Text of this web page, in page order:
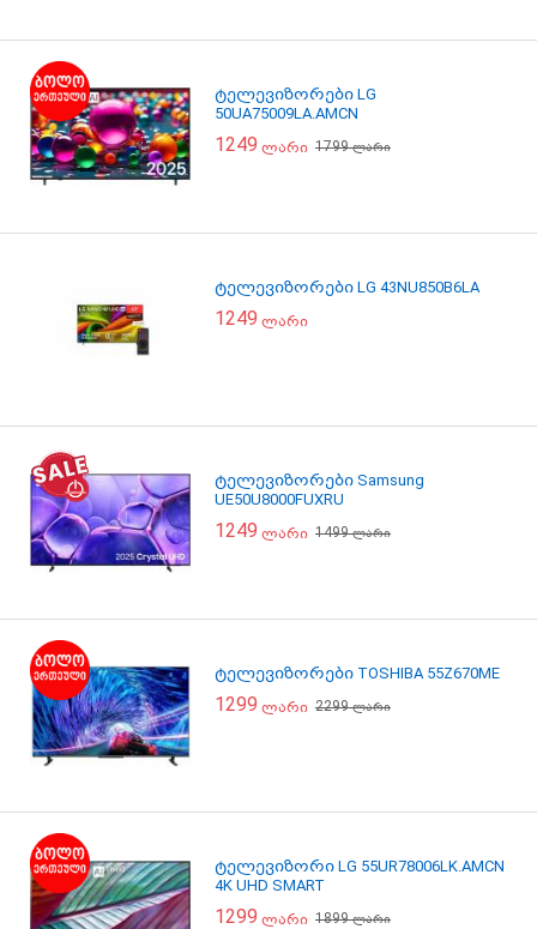
ტელევიზორები LG
50UA75009LA.AMCN
1249 ლარი 1799ლარი
ტელევიზორები LG 43NU850B6LA
1249 ლარი
ტელევიზორები Samsung
UE50U8000FUXRU
1249 ლარი 1499ლარი
ტელევიზორები TOSHIBA 55Z670ME
1299 ლარი 2299ლარი
ტელევიზორი LG 55UR78006LK.AMCN
4K UHD SMART
1299 ლარი 1899ლარი